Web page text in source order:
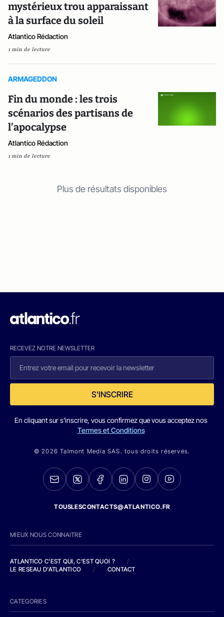
mystérieux trou apparaissant
à la surface du soleil
Atlantico Rédaction
1 min de lecture
ARMAGEDDON
Fin du monde : les trois
scénarios des partisans de
l’apocalypse
Atlantico Rédaction
1 min de lecture
Plus de résultats disponibles
RECEVEZ NOTRE NEWSLETTER
S'INSCRIRE
En cliquant sur s'inscrire, vous confirmez que vous acceptez nos
Termes et Conditions
© 2026 Talmont Media SAS. tous droits réservés.
TOUSLESCONTACTS@ATLANTICO.FR
MIEUX NOUS CONNAITRE
ATLANTICO C'EST QUI, C'EST QUOI ?
/
LE RESEAU D'ATLANTICO
/ CONTACT
CATEGORIES